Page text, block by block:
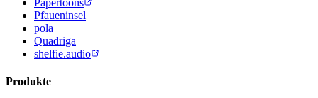
Pfaueninsel
pola
Quadriga
shelfie.audio
Produkte